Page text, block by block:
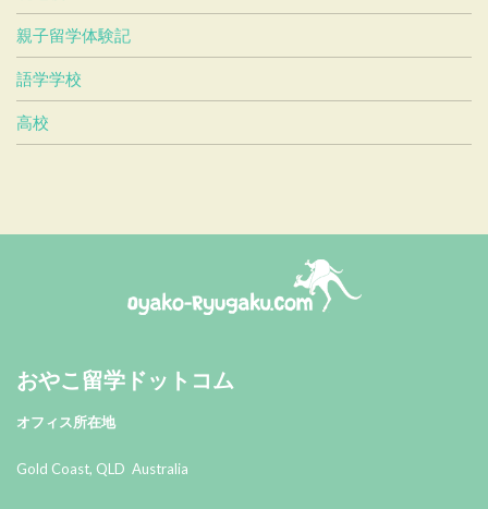
親子留学体験記
語学学校
高校
おやこ留学ドットコム
オフィス所在地
Gold Coast, QLD Australia